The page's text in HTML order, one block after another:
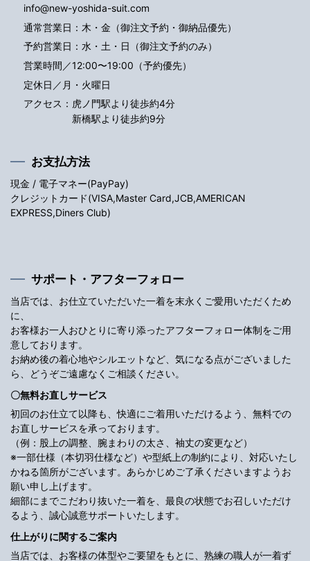
info@new-yoshida-suit.com
通常営業日：木・金（御注文予約・御納品優先）
予約営業日：水・土・日（御注文予約のみ）
営業時間／12:00〜19:00（予約優先）
定休日／月・火曜日
アクセス： 虎ノ門駅より徒歩約4分
新橋駅より徒歩約9分
お支払方法
現金 / 電子マネー(PayPay)
クレジットカード(VISA,Master Card,JCB,AMERICAN
EXPRESS,Diners Club)
サポート・アフターフォロー
当店では、お仕立ていただいた一着を末永くご愛用いただくため
に、
お客様お一人おひとりに寄り添ったアフターフォロー体制をご用
意しております。
お納め後の着心地やシルエットなど、気になる点がございました
ら、どうぞご遠慮なくご相談ください。
〇無料お直しサービス
初回のお仕立て以降も、快適にご着用いただけるよう、無料での
お直しサービスを承っております。
（例：股上の調整、腕まわりの太さ、袖丈の変更など）
※一部仕様（本切羽仕様など）や型紙上の制約により、対応いたし
かねる箇所がございます。あらかじめご了承くださいますようお
願い申し上げます。
細部にまでこだわり抜いた一着を、最良の状態でお召しいただけ
るよう、誠心誠意サポートいたします。
仕上がりに関するご案内
当店では、お客様の体型やご要望をもとに、熟練の職人が一着ず